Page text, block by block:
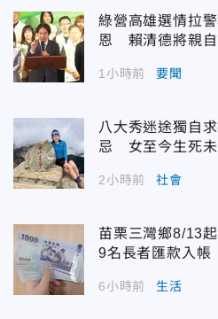
綠營高雄選情拉
恩 賴清德將親自
1小時前 要聞
八大秀迷途獨自
忌 女至今生死未
2小時前 社會
苗栗三灣鄉8/13
9名長者匯款入帳
6小時前 生活